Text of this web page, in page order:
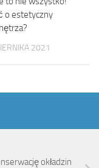
o estetyczny
2021
okładzin